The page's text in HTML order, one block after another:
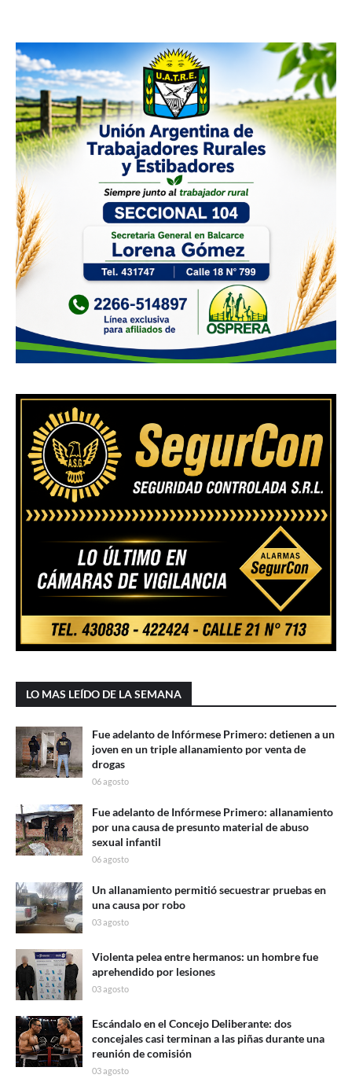
LO MAS LEÍDO DE LA SEMANA
Fue adelanto de Infórmese Primero: detienen a un
joven en un triple allanamiento por venta de
drogas
06 agosto
Fue adelanto de Infórmese Primero: allanamiento
por una causa de presunto material de abuso
sexual infantil
06 agosto
Un allanamiento permitió secuestrar pruebas en
una causa por robo
03 agosto
Violenta pelea entre hermanos: un hombre fue
aprehendido por lesiones
03 agosto
Escándalo en el Concejo Deliberante: dos
concejales casi terminan a las piñas durante una
reunión de comisión
03 agosto